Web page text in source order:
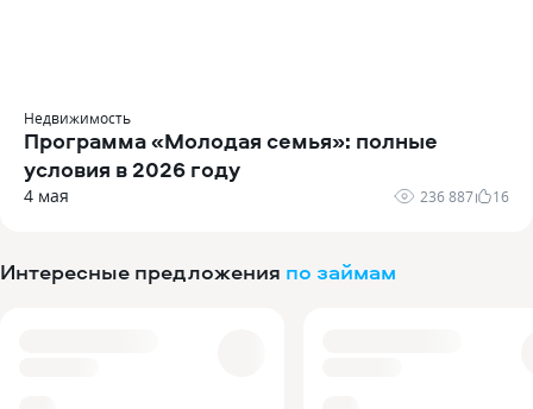
Недвижимость
Программа «Молодая семья»: полные
условия в 2026 году
4 мая 236 887 16
Интересные предложения по займам